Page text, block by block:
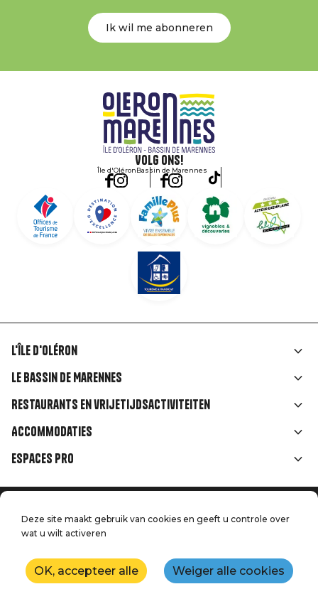
Ik wil me abonneren
Volg ons!
Île d'OléronBassin de Marennes
Liens
rubriques
L'île d'Oléron
Le Bassin de Marennes
Restaurants en vrijetijdsactiviteiten
Accommodaties
Espaces Pro
Menu
de
Home
Juridische informatie
Druk op
Neem contact met ons op
Kaart
Productie: StudioJuillet
Deze site maakt gebruik van cookies en geeft u controle over
wat u wilt activeren
OK, accepteer alle Weiger alle cookies